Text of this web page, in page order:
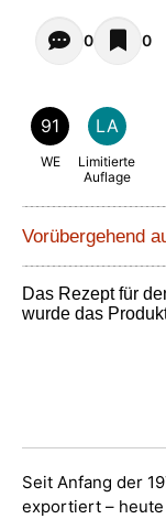
Opiniones -
0 0
91
WE
LA
Limitierte
Auflage
Vorübergehend
Das Rezept für
wurde das
Seit Anfang der
exportiert – heute